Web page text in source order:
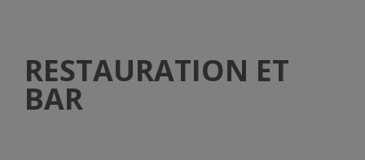
RESTAURATION ET
BAR